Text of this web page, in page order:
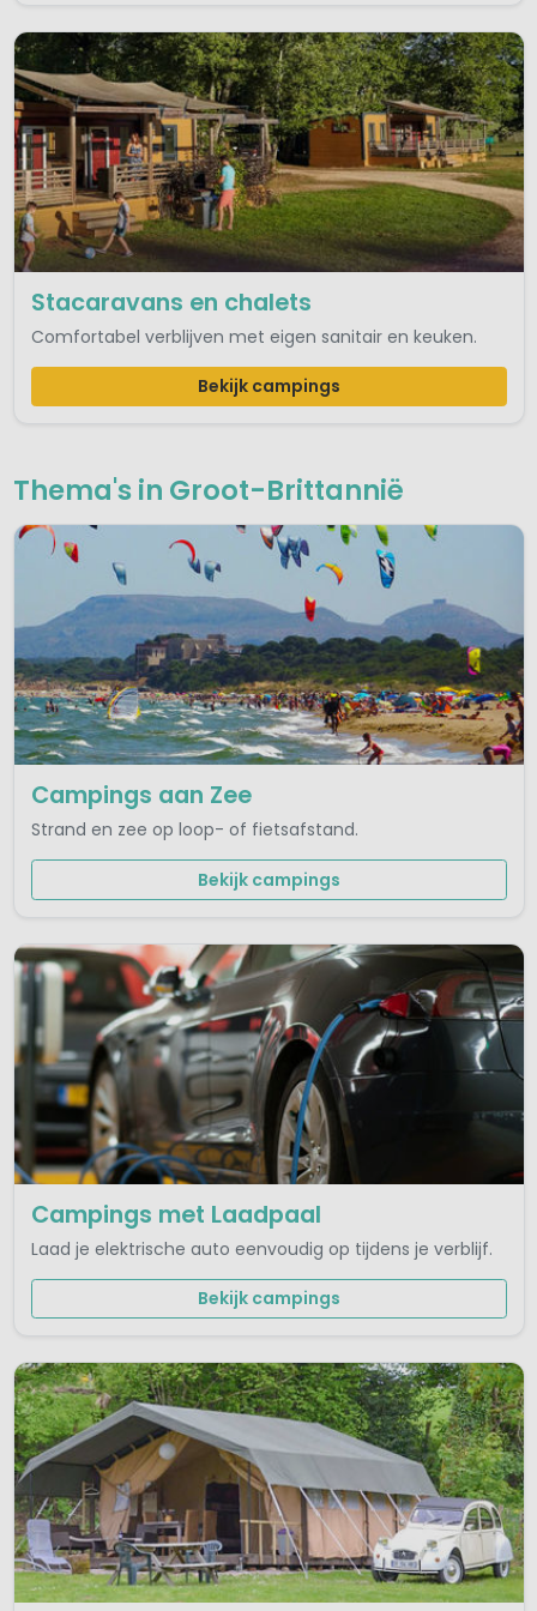
Stacaravans en chalets
Comfortabel verblijven met eigen sanitair en keuken.
Bekijk campings
Thema's in Groot-Brittannië
Campings aan Zee
Strand en zee op loop- of fietsafstand.
Bekijk campings
Campings met Laadpaal
Laad je elektrische auto eenvoudig op tijdens je verblijf.
Bekijk campings